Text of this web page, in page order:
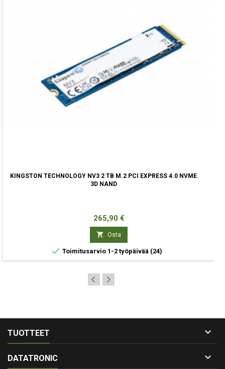
KINGSTON TECHNOLOGY NV3 2 TB M.2 PCI EXPRESS 4.0 NVME
3D NAND
Hinta
265,90 €
 Osta
 Toimitusarvio 1-2 työpäivää (24)
TUOTTEET 
DATATRONIC 